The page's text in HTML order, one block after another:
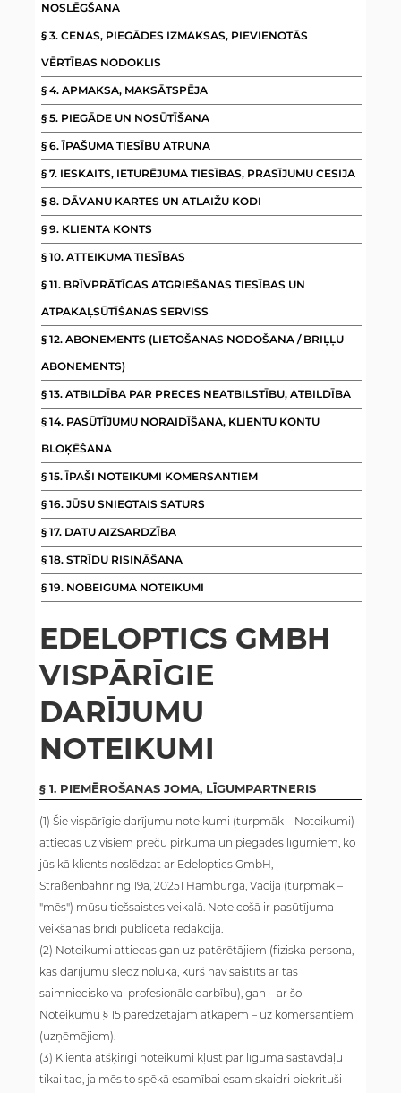
NOSLĒGŠANA
§ 3. CENAS, PIEGĀDES IZMAKSAS, PIEVIENOTĀS
VĒRTĪBAS NODOKLIS
§ 4. APMAKSA, MAKSĀTSPĒJA
§ 5. PIEGĀDE UN NOSŪTĪŠANA
§ 6. ĪPAŠUMA TIESĪBU ATRUNA
§ 7. IESKAITS, IETURĒJUMA TIESĪBAS, PRASĪJUMU CESIJA
§ 8. DĀVANU KARTES UN ATLAIŽU KODI
§ 9. KLIENTA KONTS
§ 10. ATTEIKUMA TIESĪBAS
§ 11. BRĪVPRĀTĪGAS ATGRIEŠANAS TIESĪBAS UN
ATPAKAĻSŪTĪŠANAS SERVISS
§ 12. ABONEMENTS (LIETOŠANAS NODOŠANA / BRIĻĻU
ABONEMENTS)
§ 13. ATBILDĪBA PAR PRECES NEATBILSTĪBU, ATBILDĪBA
§ 14. PASŪTĪJUMU NORAIDĪŠANA, KLIENTU KONTU
BLOĶĒŠANA
§ 15. ĪPAŠI NOTEIKUMI KOMERSANTIEM
§ 16. JŪSU SNIEGTAIS SATURS
§ 17. DATU AIZSARDZĪBA
§ 18. STRĪDU RISINĀŠANA
§ 19. NOBEIGUMA NOTEIKUMI
EDELOPTICS GMBH
VISPĀRĪGIE
DARĪJUMU
NOTEIKUMI
§ 1. PIEMĒROŠANAS JOMA, LĪGUMPARTNERIS
(1) Šie vispārīgie darījumu noteikumi (turpmāk – Noteikumi)
attiecas uz visiem preču pirkuma un piegādes līgumiem, ko
jūs kā klients noslēdzat ar Edeloptics GmbH,
Straßenbahnring 19a, 20251 Hamburga, Vācija (turpmāk –
"mēs") mūsu tiešsaistes veikalā. Noteicošā ir pasūtījuma
veikšanas brīdī publicētā redakcija.
(2) Noteikumi attiecas gan uz patērētājiem (fiziska persona,
kas darījumu slēdz nolūkā, kurš nav saistīts ar tās
saimniecisko vai profesionālo darbību), gan – ar šo
Noteikumu § 15 paredzētajām atkāpēm – uz komersantiem
(uzņēmējiem).
(3) Klienta atšķirīgi noteikumi kļūst par līguma sastāvdaļu
tikai tad, ja mēs to spēkā esamībai esam skaidri piekrituši